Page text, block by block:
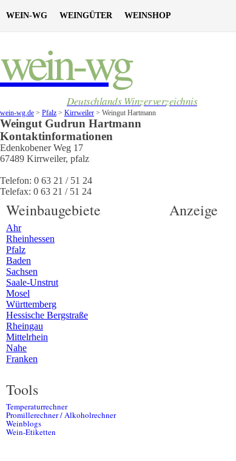
WEIN-WG WEINGÜTER WEINSHOP
wein-wg
Deutschlands Winzerverzeichnis
wein-wg.de > Pfalz > Kirrweiler > Weingut Hartmann
Weingut Gudrun Hartmann
Kontaktinformationen
Edenkobener Weg 17
67489 Kirrweiler, pfalz
Telefon: 0 63 21 / 51 24
Telefax: 0 63 21 / 51 24
Weinbaugebiete
Ahr
Rheinhessen
Pfalz
Baden
Sachsen
Saale-Unstrut
Mosel
Württemberg
Hessische Bergstraße
Rheingau
Mittelrhein
Nahe
Franken
Tools
Temperaturrechner
Promillerechner / Alkoholrechner
Weinblogs
Wein-Etiketten
Anzeige